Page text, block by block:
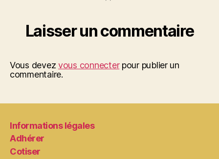
Laisser un commentaire
Vous devezvous connecterpour publier un
commentaire.
Informations légales
Adhérer
Cotiser